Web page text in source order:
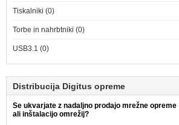
Tiskalniki (0)
Torbe in nahrbtniki (0)
USB3.1 (0)
Distribucija Digitus opreme
Se ukvarjate z nadaljno prodajo mrežne opreme
ali inštalacijo omrežij?